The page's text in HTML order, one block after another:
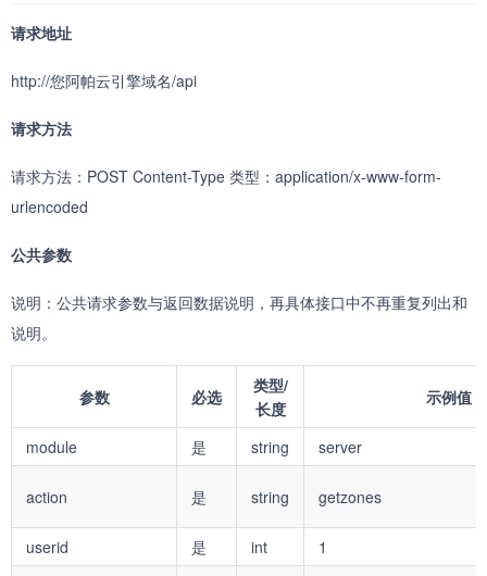
续费降配
用）
删除端口（共享业务专
用）
删除安全组
请求地址
http://您阿帕云引擎域名/api
请求方法
请求方法：POST Content-Type 类型：application/x-www-form-
urlencoded
公共参数
说明：公共请求参数与返回数据说明，再具体接口中不再重复列出和
说明。
参数 必选
类型/
长度
示例值
module 是 string server
action 是 string getzones
userid 是 int
1